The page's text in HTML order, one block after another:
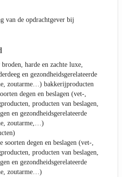
van de opdrachtgever bij
harde en zachte luxe,
en gezondheidsgerelateerde
zoutarme…) bakkerijproducten
degen en beslagen (vet-,
producten van beslagen,
en gezondheidsgerelateerde
zoutarme,…)
soorten degen en beslagen (vet-,
producten van beslagen,
en gezondheidsgerelateerde
zoutarme…)